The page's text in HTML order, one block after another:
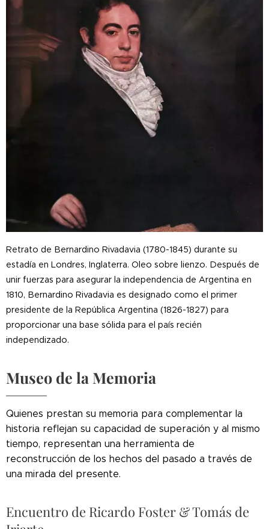
Retrato de Bernardino Rivadavia (1780-1845) durante su
estadía en Londres, Inglaterra. Oleo sobre lienzo. Después de
unir fuerzas para asegurar la independencia de Argentina en
1810, Bernardino Rivadavia es designado como el primer
presidente de la República Argentina (1826-1827) para
proporcionar una base sólida para el país recién
independizado.
Museo de la Memoria
Quienes prestan su memoria para complementar la
historia reflejan su capacidad de superación y al mismo
tiempo, representan una herramienta de
reconstrucción de los hechos del pasado a través de
una mirada del presente.
Encuentro de Ricardo Foster & Tomás de